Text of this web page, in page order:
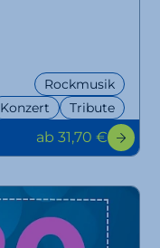
Konzert Tribute
Rockmusik
ab 31,70 €